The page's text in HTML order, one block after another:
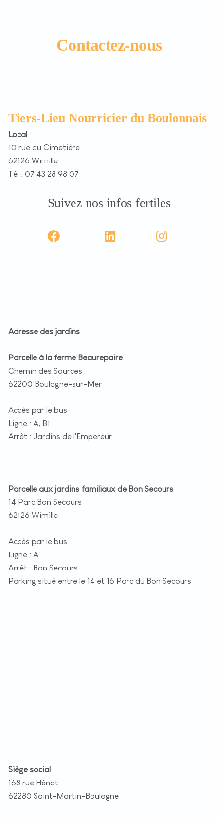
Contactez-nous
Tiers-Lieu Nourricier du Boulonnais
Local
10 rue du Cimetière
62126 Wimille
Tél : 07 43 28 98 07
Suivez nos infos fertiles
Adresse des jardins
Parcelle à la ferme Beaurepaire
Chemin des Sources
62200 Boulogne-sur-Mer
Accès par le bus
Ligne : A, B1
Arrêt : Jardins de l'Empereur
Parcelle aux jardins familiaux de Bon Secours
14 Parc Bon Secours
62126 Wimille
Accès par le bus
Ligne : A
Arrêt : Bon Secours
Parking situé entre le 14 et 16 Parc du Bon Secours
Siège social
168 rue Hénot
62280 Saint-Martin-Boulogne